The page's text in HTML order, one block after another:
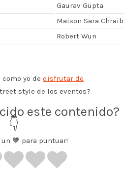
Gaurav Gupta
Maison Sara
Robert Wun
yo de disfrutar de
style de los eventos?
este contenido?
👇
un 🧡 para puntuar!